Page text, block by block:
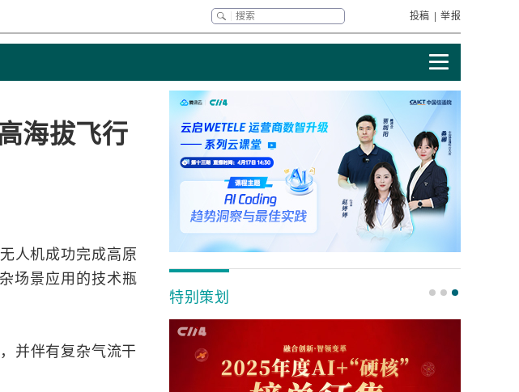
投稿 | 举报
海拔飞行
人机成功完成高原
场景应用的技术瓶
并伴有复杂气流干
特别策划